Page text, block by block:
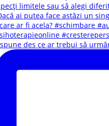
des ce ar trebui să